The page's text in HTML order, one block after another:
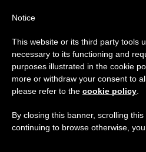
Aviso importante
Del 27 de julio al 7 de
anual, aprovechando que en
se generan menos
Notice
This website or its third party tools
necessary to its functioning and
purposes illustrated in the cookie
more or withdraw your consent to
please refer to the cookie policy
By closing this banner, scrolling
continuing to browse otherwise,